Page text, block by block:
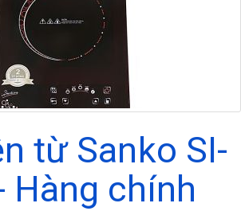
từ Sanko SI-
Hàng chính